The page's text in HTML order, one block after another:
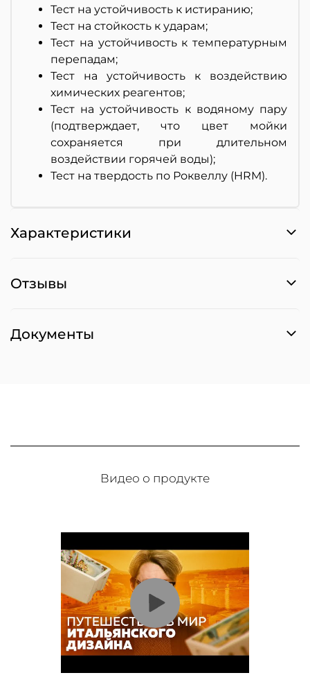
Тест на устойчивость к истиранию;
Тест на стойкость к ударам;
Тест на устойчивость к температурным
перепадам;
Тест на устойчивость к воздействию
химических реагентов;
Тест на устойчивость к водяному пару
(подтверждает, что цвет мойки
сохраняется при длительном
воздействии горячей воды);
Тест на твердость по Роквеллу (HRM).
Характеристики
Отзывы
Документы
Видео о продукте